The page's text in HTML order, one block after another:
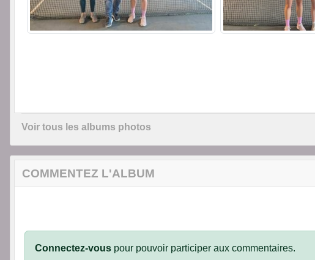
Voir tous les albums photos
COMMENTEZ L'ALBUM
Connectez-vous pour pouvoir participer aux commentaires.